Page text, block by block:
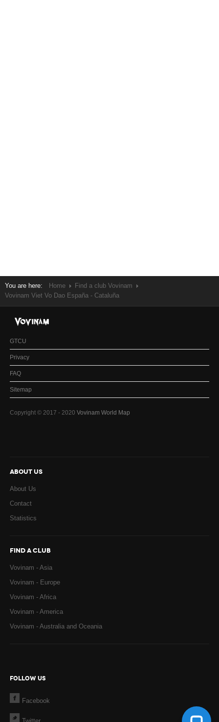
You are here: Home
Find a club Vovinam
Vovinam Viet Vo Dao España - Cataluña
GTCU
Privacy
FAQ
Sitemap
Copyright © 2017 - 2020 Vovinam World Map
ABOUT US
About Us
Contact
Statistics
FIND A CLUB
Vovinam - Asia
Vovinam - Europe
Vovinam - Africa
Vovinam - America
Vovinam - Australia and Oceania
FOLLOW US
Facebook